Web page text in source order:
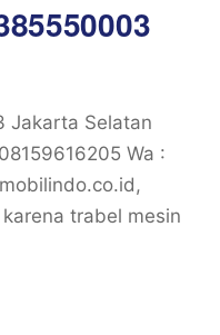
Jakarta Selatan
Wa :
trabel mesin